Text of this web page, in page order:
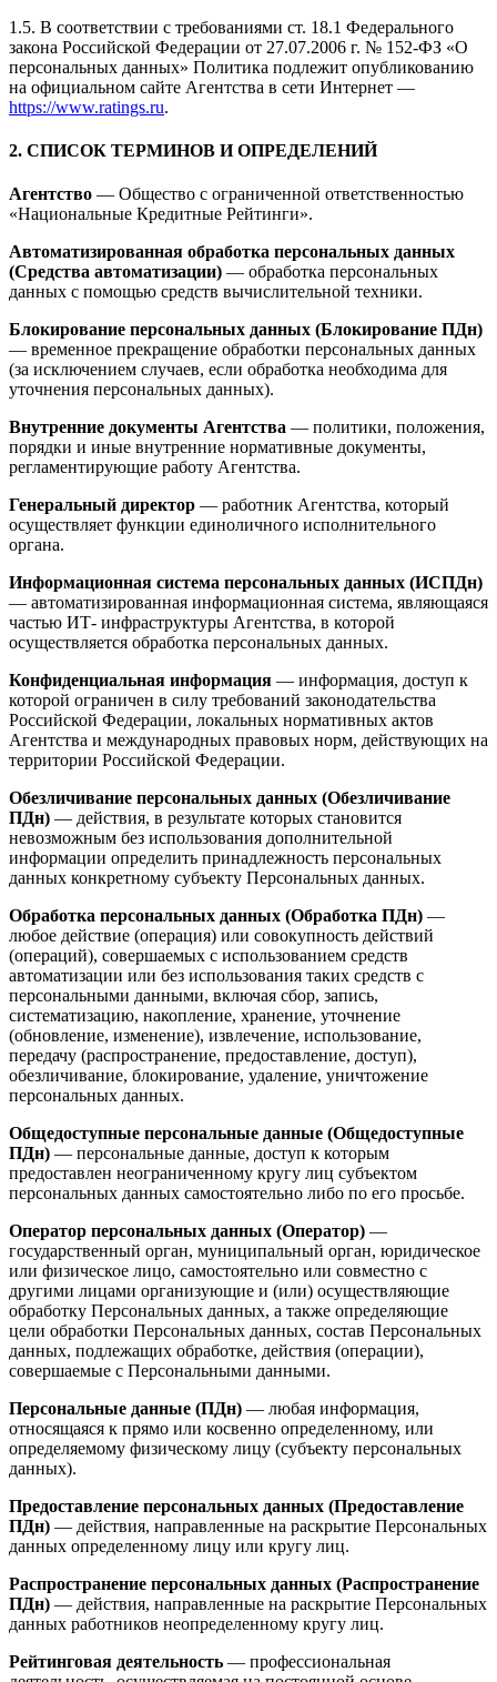
1.5. В соответствии с требованиями ст. 18.1 Федерального
закона Российской Федерации от 27.07.2006 г. № 152-ФЗ «О
персональных данных» Политика подлежит опубликованию
на официальном сайте Агентства в сети Интернет —
https://www.ratings.ru.
2. СПИСОК ТЕРМИНОВ И ОПРЕДЕЛЕНИЙ
Агентство — Общество с ограниченной ответственностью
«Национальные Кредитные Рейтинги».
Автоматизированная обработка персональных данных
(Средства автоматизации) — обработка персональных
данных с помощью средств вычислительной техники.
Блокирование персональных данных (Блокирование ПДн)
— временное прекращение обработки персональных данных
(за исключением случаев, если обработка необходима для
уточнения персональных данных).
Внутренние документы Агентства — политики, положения,
порядки и иные внутренние нормативные документы,
регламентирующие работу Агентства.
Генеральный директор — работник Агентства, который
осуществляет функции единоличного исполнительного
органа.
Информационная система персональных данных (ИСПДн)
— автоматизированная информационная система, являющаяся
частью ИТ- инфраструктуры Агентства, в которой
осуществляется обработка персональных данных.
Конфиденциальная информация — информация, доступ к
которой ограничен в силу требований законодательства
Российской Федерации, локальных нормативных актов
Агентства и международных правовых норм, действующих на
территории Российской Федерации.
Обезличивание персональных данных (Обезличивание
ПДн) — действия, в результате которых становится
невозможным без использования дополнительной
информации определить принадлежность персональных
данных конкретному субъекту Персональных данных.
Обработка персональных данных (Обработка ПДн) —
любое действие (операция) или совокупность действий
(операций), совершаемых с использованием средств
автоматизации или без использования таких средств с
персональными данными, включая сбор, запись,
систематизацию, накопление, хранение, уточнение
(обновление, изменение), извлечение, использование,
передачу (распространение, предоставление, доступ),
обезличивание, блокирование, удаление, уничтожение
персональных данных.
Общедоступные персональные данные (Общедоступные
ПДн) — персональные данные, доступ к которым
предоставлен неограниченному кругу лиц субъектом
персональных данных самостоятельно либо по его просьбе.
Оператор персональных данных (Оператор) —
государственный орган, муниципальный орган, юридическое
или физическое лицо, самостоятельно или совместно с
другими лицами организующие и (или) осуществляющие
обработку Персональных данных, а также определяющие
цели обработки Персональных данных, состав Персональных
данных, подлежащих обработке, действия (операции),
совершаемые с Персональными данными.
Персональные данные (ПДн) — любая информация,
относящаяся к прямо или косвенно определенному, или
определяемому физическому лицу (субъекту персональных
данных).
Предоставление персональных данных (Предоставление
ПДн) — действия, направленные на раскрытие Персональных
данных определенному лицу или кругу лиц.
Распространение персональных данных (Распространение
ПДн) — действия, направленные на раскрытие Персональных
данных работников неопределенному кругу лиц.
Рейтинговая деятельность — профессиональная